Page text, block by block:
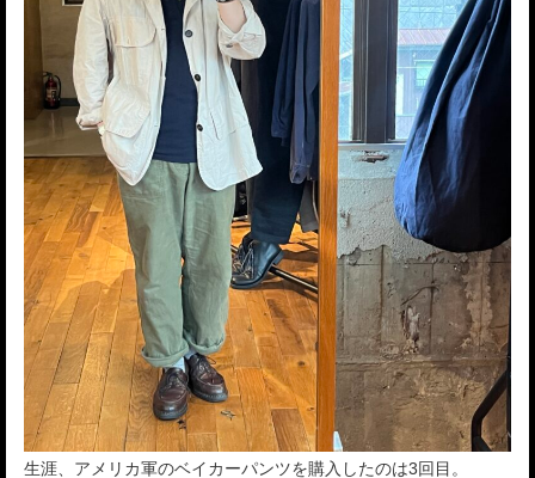
生涯、アメリカ軍のベイカーパンツを購入したのは3回目。